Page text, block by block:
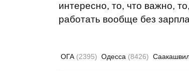
интересно, то, что важно,
работать вообще без
ОГА (2395) Одесса (8426)